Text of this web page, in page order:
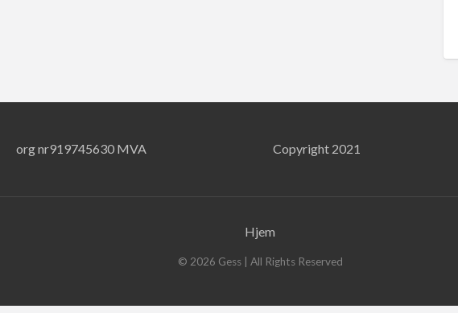
org nr919745630 MVA Copyright 2021
Hjem
© 2026 Gess| All Rights Reserved